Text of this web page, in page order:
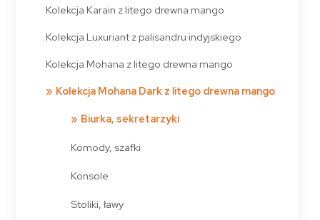
Kolekcja Karain z litego drewna mango
Kolekcja Luxuriant z palisandru indyjskiego
Kolekcja Mohana z litego drewna mango
Kolekcja Mohana Dark z litego drewna mango
Biurka, sekretarzyki
Komody, szafki
Konsole
Stoliki, ławy